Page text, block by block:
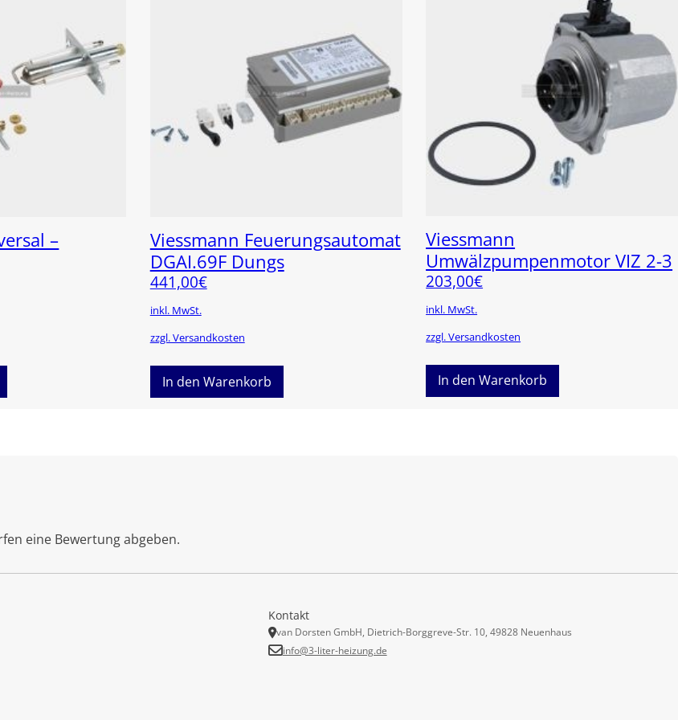
–
Viessmann Feuerungsautomat
DGAI.69F Dungs
441,00€
inkl. MwSt.
zzgl. Versandkosten
In den Warenkorb
Viessmann
Umwälzpumpenmotor VIZ 2-3
203,00€
inkl. MwSt.
zzgl. Versandkosten
In den Warenkorb
eine Bewertung abgeben.
Kontakt
van Dorsten GmbH, Dietrich-Borggreve-Str. 10, 49828 Neuenhaus
info@3-liter-heizung.de